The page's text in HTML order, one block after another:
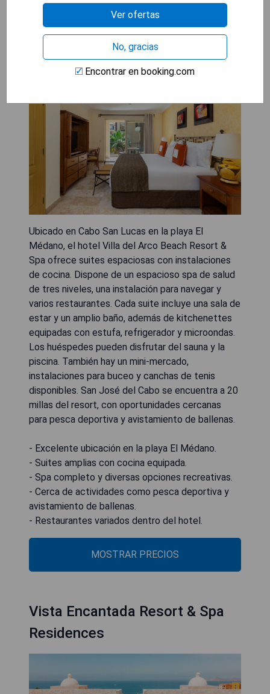
Villa del Arco Beach Resort &
Spa
Ubicado en Cabo San Lucas en la playa El
Médano, el hotel Villa del Arco Beach Resort &
Spa ofrece suites espaciosas con instalaciones
de cocina. Dispone de un espacioso spa de salud
de tres niveles, una instalación para navegar y
varios restaurantes. Cada suite incluye una sala de
estar y un amplio baño, además de kitchenettes
equipadas con estufa, refrigerador y microondas.
Los huéspedes pueden disfrutar del sauna y la
piscina. También hay un mini-mercado,
instalaciones para buceo y canchas de tenis
disponibles. San José del Cabo se encuentra a 20
millas del resort, con oportunidades cercanas
para pesca deportiva y avistamiento de ballenas.
- Excelente ubicación en la playa El Médano.
- Suites amplias con cocina equipada.
- Spa completo y diversas opciones recreativas.
- Cerca de actividades como pesca deportiva y
avistamiento de ballenas.
- Restaurantes variados dentro del hotel.
MOSTRAR PRECIOS
Vista Encantada Resort & Spa
Residences
Ver ofertas
No, gracias
Encontrar en booking.com